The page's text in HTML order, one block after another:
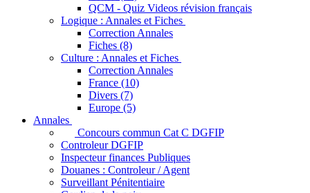
QCM - Quiz Videos révision français
Logique : Annales et Fiches
Correction Annales
Fiches (8)
Culture : Annales et Fiches
Correction Annales
France (10)
Divers (7)
Europe (5)
Annales
Concours commun Cat C DGFIP
Controleur DGFIP
Inspecteur finances Publiques
Douanes : Controleur / Agent
Surveillant Pénitentiaire